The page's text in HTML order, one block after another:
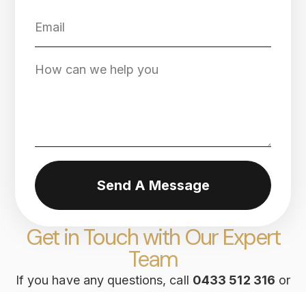
Get in Touch with Our Expert
Team
If you have any questions, call 0433 512 316 or
Send A Message